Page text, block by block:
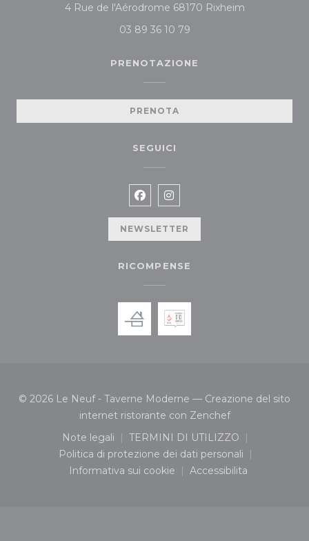
4 Rue de l'Aérodrome 68170 Rixheim((apre una
03 89 36 10 79
PRENOTAZIONE
PRENOTA
SEGUICI
Facebook ((apre una nuova
Instagram ((apre una
NEWSLETTER
RICOMPENSE
© 2026 Le Neuf - Taverne Moderne — Creazione del sito
internet ristorante con Zenchef((apre una
Note legali
((apre una nuova finestra))
TERMINI DI UTILIZZO
((apre una nuova
Politica di protezione dei dati personali
((apre una nuova finestra))
Informativa sui cookie
((apre una nuova finestra))
Accessibilita
((apre una nuova